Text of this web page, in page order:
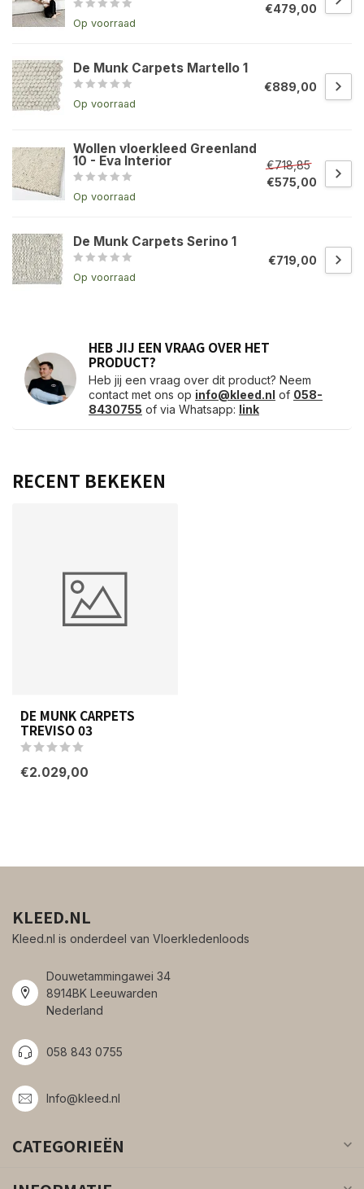
Op voorraad
€479,00
De Munk Carpets Martello 1
Op voorraad
€889,00
Wollen vloerkleed Greenland
10 - Eva Interior
Op voorraad
€718,85
€575,00
De Munk Carpets Serino 1
Op voorraad
€719,00
HEB JIJ EEN VRAAG OVER HET
PRODUCT?
Heb jij een vraag over dit product? Neem
contact met ons op info@kleed.nl of 058-
8430755 of via Whatsapp: link
RECENT BEKEKEN
DE MUNK CARPETS
TREVISO 03
€2.029,00
KLEED.NL
Kleed.nl is onderdeel van Vloerkledenloods
Douwetammingawei 34
8914BK Leeuwarden
Nederland
058 843 0755
Info@kleed.nl
CATEGORIEËN